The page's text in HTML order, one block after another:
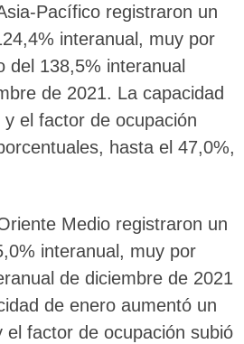
Pacífico registraron un
interanual, muy por
del 138,5% interanual
de 2021. La capacidad
el factor de ocupación
hasta el 47,0%,
Medio registraron un
interanual, muy por
de diciembre de 2021
de enero aumentó un
el factor de ocupación subió